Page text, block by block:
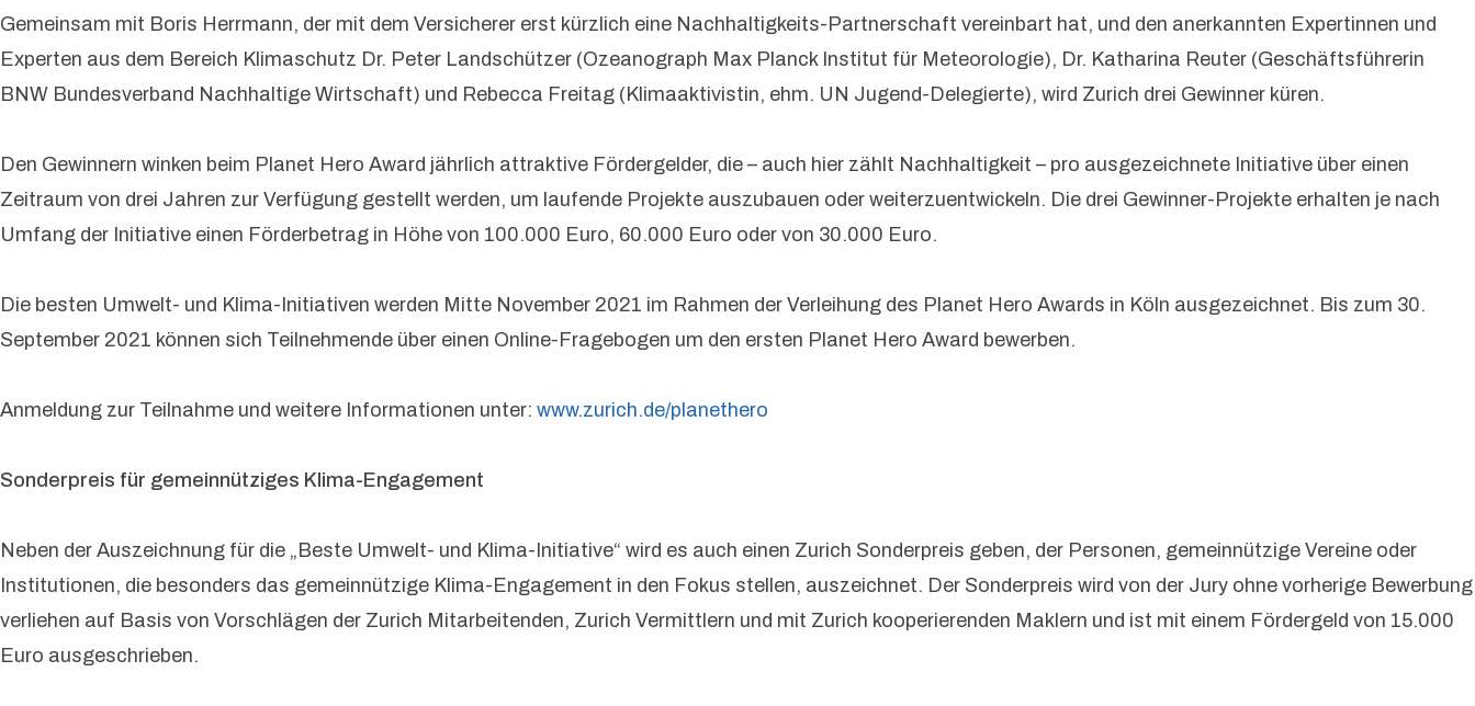
Gemeinsam mit Boris Herrmann, der mit dem Versicherer erst kürzlich eine Nachhaltigkeits-Partnerschaft vereinbart hat, und den anerkannten Expertinnen und
Experten aus dem Bereich Klimaschutz Dr. Peter Landschützer (Ozeanograph Max Planck Institut für Meteorologie), Dr. Katharina Reuter (Geschäftsführerin
BNW Bundesverband Nachhaltige Wirtschaft) und Rebecca Freitag (Klimaaktivistin, ehm. UN Jugend-Delegierte), wird Zurich drei Gewinner küren.
Den Gewinnern winken beim Planet Hero Award jährlich attraktive Fördergelder, die – auch hier zählt Nachhaltigkeit – pro ausgezeichnete Initiative über einen
Zeitraum von drei Jahren zur Verfügung gestellt werden, um laufende Projekte auszubauen oder weiterzuentwickeln. Die drei Gewinner-Projekte erhalten je nach
Umfang der Initiative einen Förderbetrag in Höhe von 100.000 Euro, 60.000 Euro oder von 30.000 Euro.
Die besten Umwelt- und Klima-Initiativen werden Mitte November 2021 im Rahmen der Verleihung des Planet Hero Awards in Köln ausgezeichnet. Bis zum 30.
September 2021 können sich Teilnehmende über einen Online-Fragebogen um den ersten Planet Hero Award bewerben.
Anmeldung zur Teilnahme und weitere Informationen unter: www.zurich.de/planethero
Sonderpreis für gemeinnütziges Klima-Engagement
Neben der Auszeichnung für die „Beste Umwelt- und Klima-Initiative“ wird es auch einen Zurich Sonderpreis geben, der Personen, gemeinnützige Vereine oder
Institutionen, die besonders das gemeinnützige Klima-Engagement in den Fokus stellen, auszeichnet. Der Sonderpreis wird von der Jury ohne vorherige Bewerbung
verliehen auf Basis von Vorschlägen der Zurich Mitarbeitenden, Zurich Vermittlern und mit Zurich kooperierenden Maklern und ist mit einem Fördergeld von 15.000
Euro ausgeschrieben.